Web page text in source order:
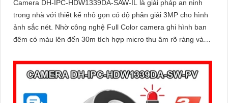
Camera DH-IPC-HDW1339DA-SAW-IL là giải pháp an ninh
trong nhà với thiết kế nhỏ gọn có độ phân giải 3MP cho hình
ảnh sắc nét. Nhờ công nghệ Full Color camera ghi hình ban
đêm có màu lên đến 30m tích hợp micro thu âm rõ ràng và